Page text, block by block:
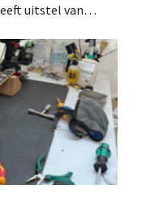
uitstel van
met een
sprongen af.